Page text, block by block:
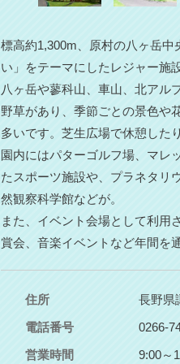
標高約1,300m、原村の八ヶ岳
い」をテーマにしたレジャー施
八ヶ岳や蓼科山、車山、北アル
野草があり、季節ごとの景色や
多いです。芝生広場で休憩した
園内にはパターゴルフ場、マレ
たスポーツ施設や、プラネタリ
然観察科学館などが。
また、イベント会場として利用
賞会、音楽イベントなど年間を
住所
長野県
電話番号
0266-
営業時間
9:00～